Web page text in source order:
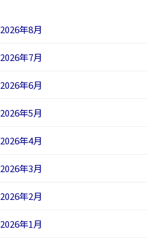
2026年8月
2026年7月
2026年6月
2026年5月
2026年4月
2026年3月
2026年2月
2026年1月